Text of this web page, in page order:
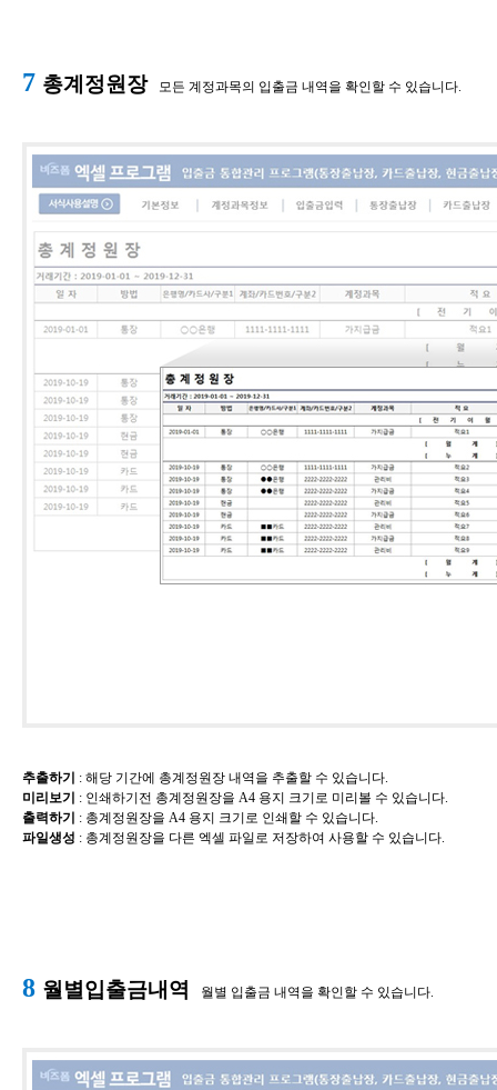
7 총계정원장 모든 계정과목의 입출금 내역을 확인할 수 있습니다.
추출하기 ​: 해당 기간에 총계정원장 내역을 추출할 수 있습니다.
미리보기 ​: 인쇄하기전 총계정원장을 A4 용지 크기로 미리볼 수 있습니다.
출력하기 ​: 총계정원장을 A4 용지 크기로 인쇄할 수 있습니다.
파일생성 ​: 총계정원장을 다른 엑셀 파일로 저장하여 사용할 수 있습니다.
8 월별입출금내역 월별 입출금 내역을 확인할 수 있습니다.